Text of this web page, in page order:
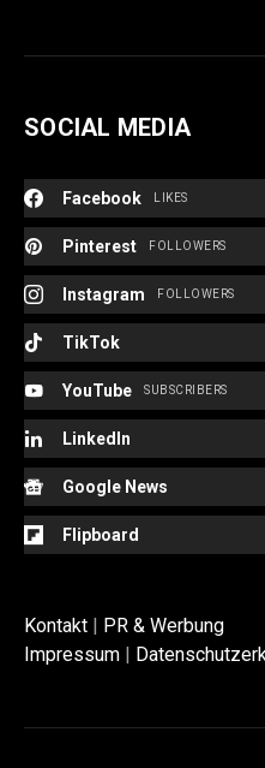
SOCIAL MEDIA
Facebook LIKES
Pinterest FOLLOWERS
Instagram FOLLOWERS
TikTok
YouTube SUBSCRIBERS
LinkedIn
Google News
Flipboard
Kontakt | PR & Werbung
Impressum |